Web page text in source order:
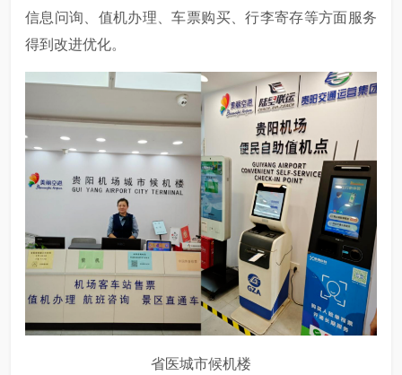
信息问询、值机办理、车票购买、行李寄存等方面服务
得到改进优化。
省医城市候机楼